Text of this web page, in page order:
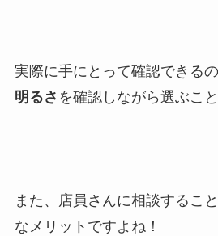
実際に手にとって確認できるの
明るさ を確認しながら選ぶこ
また、店員さんに相談するこ
なメリットですよね！